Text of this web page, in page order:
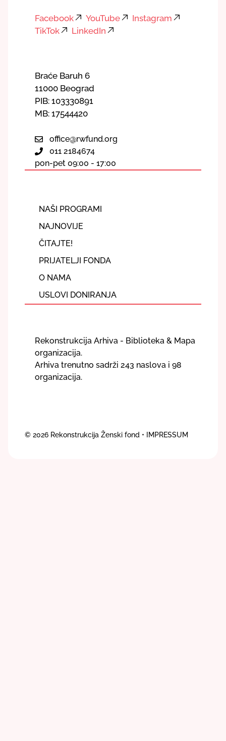
Facebook YouTube
Instagram
TikTok
LinkedIn
Braće Baruh 6
11000 Beograd
PIB: 103330891
MB: 17544420
office@rwfund.org
011 2184674
pon-pet 09:00 - 17:00
NAŠI PROGRAMI
NAJNOVIJE
ČITAJTE!
PRIJATELJI FONDA
O NAMA
USLOVI DONIRANJA
Rekonstrukcija Arhiva - Biblioteka & Mapa
organizacija.
Arhiva trenutno sadrži 243 naslova i 98
organizacija.
© 2026 Rekonstrukcija Ženski fond • IMPRESSUM